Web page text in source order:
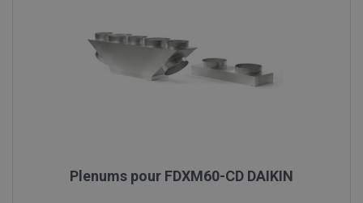
Plenums pour FDXM60-CD DAIKIN